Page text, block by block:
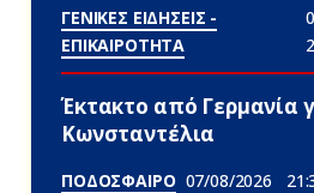
ΓΕΝΙΚΕΣ ΕΙΔΗΣΕΙΣ -
ΕΠΙΚΑΙΡΟΤΗΤΑ
Έκτακτο από Γερμανία
Κωνσταντέλια
ΠΟΔΟΣΦΑΙΡΟ 07/08/2026